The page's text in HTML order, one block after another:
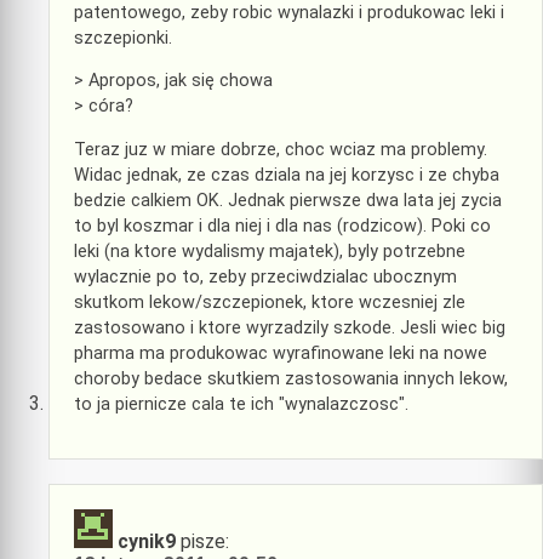
patentowego, zeby robic wynalazki i produkowac leki i
szczepionki.
> Apropos, jak się chowa
> córa?
Teraz juz w miare dobrze, choc wciaz ma problemy.
Widac jednak, ze czas dziala na jej korzysc i ze chyba
bedzie calkiem OK. Jednak pierwsze dwa lata jej zycia
to byl koszmar i dla niej i dla nas (rodzicow). Poki co
leki (na ktore wydalismy majatek), byly potrzebne
wylacznie po to, zeby przeciwdzialac ubocznym
skutkom lekow/szczepionek, ktore wczesniej zle
zastosowano i ktore wyrzadzily szkode. Jesli wiec big
pharma ma produkowac wyrafinowane leki na nowe
choroby bedace skutkiem zastosowania innych lekow,
to ja piernicze cala te ich "wynalazczosc".
cynik9 pisze: